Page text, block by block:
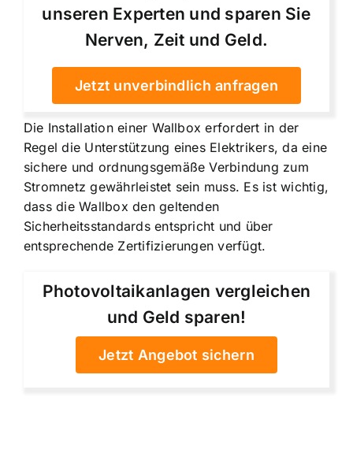
unseren Experten und sparen Sie
Nerven, Zeit und Geld.
Jetzt unverbindlich anfragen
Die Installation einer Wallbox erfordert in der
Regel die Unterstützung eines Elektrikers, da eine
sichere und ordnungsgemäße Verbindung zum
Stromnetz gewährleistet sein muss. Es ist wichtig,
dass die Wallbox den geltenden
Sicherheitsstandards entspricht und über
entsprechende Zertifizierungen verfügt.
Photovoltaikanlagen vergleichen
und Geld sparen!
Jetzt Angebot sichern